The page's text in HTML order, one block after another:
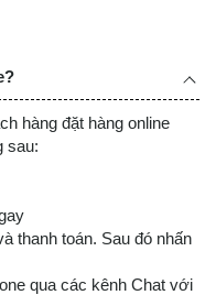
hàng đặt hàng online
sau:
thanh toán. Sau đó nhấn
qua các kênh Chat với